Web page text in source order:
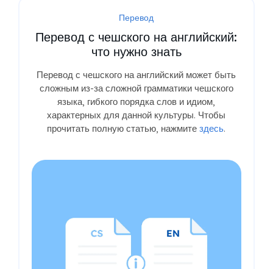
Перевод
Перевод с чешского на английский:
что нужно знать
Перевод с чешского на английский может быть
сложным из-за сложной грамматики чешского
языка, гибкого порядка слов и идиом,
характерных для данной культуры. Чтобы
прочитать полную статью, нажмите здесь.